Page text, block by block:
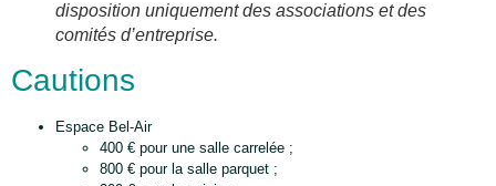
disposition uniquement des associations et des
comités d’entreprise.
Cautions
Espace Bel-Air
400 € pour une salle carrelée ;
800 € pour la salle parquet ;